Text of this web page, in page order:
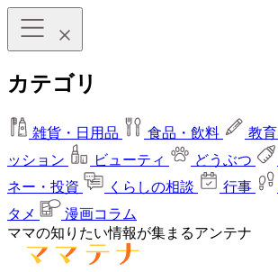
カテゴリ
雑貨・日用品 食品・飲料 教育
ッション
ビューティ どうぶつ
ネー・投資
くらしの相談 行事
タメ
漫画コラム
ママの知りたい情報が集まるアンテナ